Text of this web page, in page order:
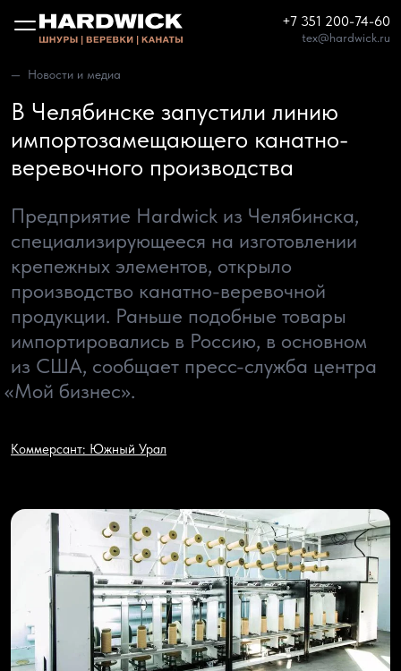
+7 351 200-74-60
tex@hardwick.ru
Новости и медиа
В Челябинске запустили линию
импортозамещающего канатно-
веревочного производства
Предприятие Hardwick из Челябинска,
специализирующееся на изготовлении
крепежных элементов, открыло
производство канатно-веревочной
продукции. Раньше подобные товары
импортировались в Россию, в основном
из США, сообщает пресс-служба центра
«Мой бизнес».
Коммерсант: Южный Урал